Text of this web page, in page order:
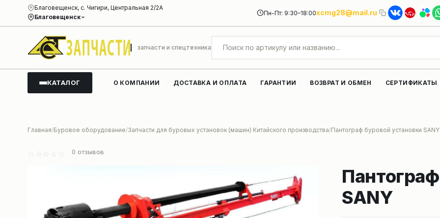
Благовещенск
Благовещенск, с. Чигири, Центральная 2/2А
Пн-Пт: 9:30–18:00xcmg28@mail.ru
запчасти и спецтехника
КАТАЛОГ О КОМПАНИИ ДОСТАВКА И ОПЛАТА ГАРАНТИИ ВОЗВРАТ И ОБМЕН СЕРТИФИКАТЫ
Главная Буровое оборудование Запчасти для буровых установок (машин) Китайского производства Пантограф буровой установки SANY
0 отзывов
SANY